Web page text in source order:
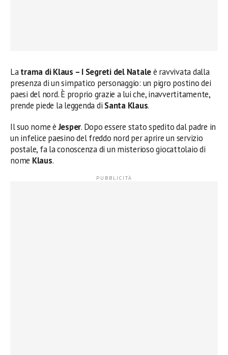
Latrama di Klaus – I Segreti del Nataleè ravvivata dalla
presenza di un simpatico personaggio: un pigro postino dei
paesi del nord. È proprio grazie a lui che, inavvertitamente,
prende piede la leggenda di Santa Klaus.
Il suo nome èJesper. Dopo essere stato spedito dal padre in
un infelice paesino del freddo nord per aprire un servizio
postale, fa la conoscenza di un misterioso giocattolaio di
nome Klaus.